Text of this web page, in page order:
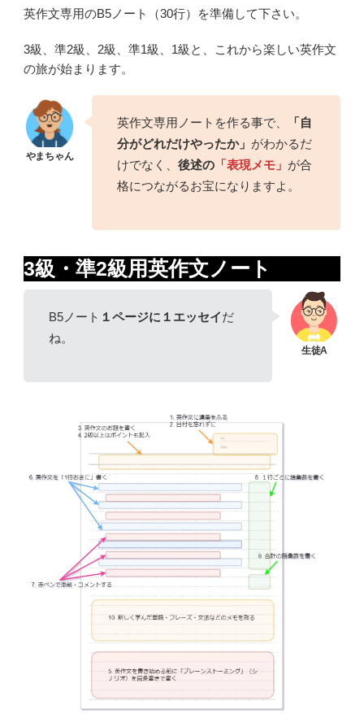
英作文専用のB5ノート（30行）を準備して下さい。
3級、準2級、2級、準1級、1級と、これから楽しい英作文
の旅が始まります。
英作文専用ノートを作る事で、
「自
分がどれだけやったか」 がわかるだ
けでなく、 後述の 「表現メモ」 が合
格につながるお宝になりますよ。
3級・準2級用英作文ノート
B5ノート １ページに１エッセイだ
ね。